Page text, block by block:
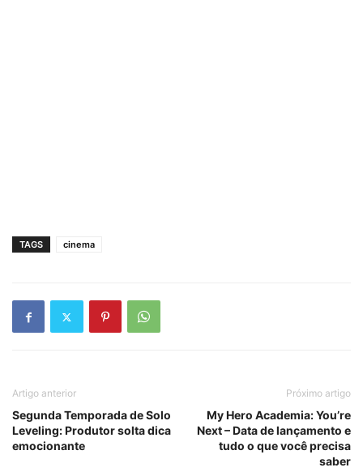
TAGS cinema
Artigo anterior
Segunda Temporada de Solo
Leveling: Produtor solta dica
emocionante
Próximo artigo
My Hero Academia: You’re
Next – Data de lançamento e
tudo o que você precisa
saber